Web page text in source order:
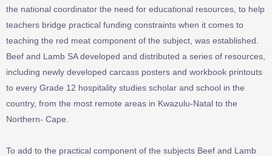
the national coordinator the need for educational resources, to help
teachers bridge practical funding constraints when it comes to
teaching the red meat component of the subject, was established.
Beef and Lamb SA developed and distributed a series of resources,
including newly developed carcass posters and workbook printouts
to every Grade 12 hospitality studies scholar and school in the
country, from the most remote areas in Kwazulu-Natal to the
Northern- Cape.
To add to the practical component of the subjects Beef and Lamb